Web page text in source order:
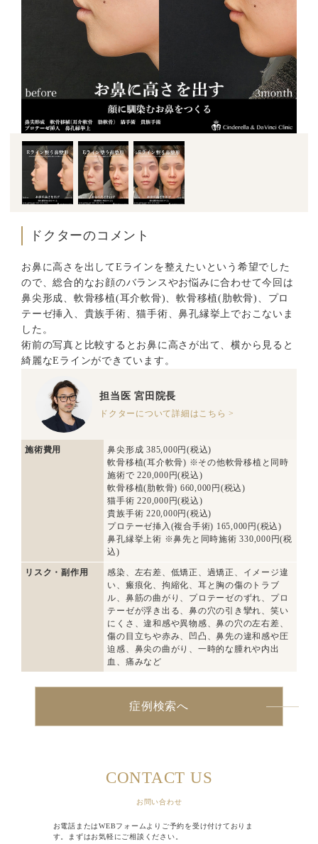
ドクターのコメント
お鼻に高さを出してEラインを整えたいという希望でした
ので、総合的なお顔のバランスやお悩みに合わせて今回は
鼻尖形成、軟骨移植(耳介軟骨)、軟骨移植(肋軟骨)、プロ
テーゼ挿入、貴族手術、猫手術、鼻孔縁挙上でおこないま
した。
術前の写真と比較するとお鼻に高さが出て、横から見ると
綺麗なEラインができています。
担当医 宮田院長
ドクターについて詳細はこちら >
施術費用
鼻尖形成 385,000円(税込)
軟骨移植(耳介軟骨) ※その他軟骨移植と同時
施術で 220,000円(税込)
軟骨移植(肋軟骨) 660,000円(税込)
猫手術 220,000円(税込)
貴族手術 220,000円(税込)
プロテーゼ挿入(複合手術) 165,000円(税込)
鼻孔縁挙上術 ※鼻先と同時施術 330,000円(税
込)
リスク・副作用
感染、左右差、低矯正、過矯正、イメージ違
い、瘢痕化、拘縮化、耳と胸の傷のトラブ
ル、鼻筋の曲がり、プロテーゼのずれ、プロ
テーゼが浮き出る、鼻の穴の引き攣れ、笑い
にくさ、違和感や異物感、鼻の穴の左右差、
傷の目立ちや赤み、凹凸、鼻先の違和感や圧
迫感、鼻尖の曲がり、一時的な腫れや内出
血、痛みなど
症例検索へ
CONTACT US
お問い合わせ
お電話またはWEBフォームよりご予約を受け付けておりま
す。まずはお気軽にご相談ください。